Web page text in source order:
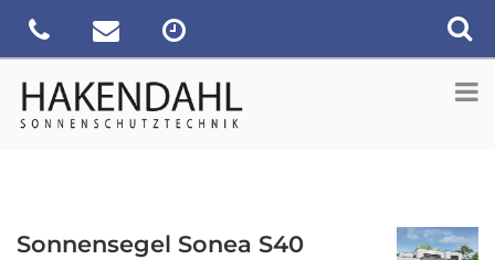
Sonnensegel Sonea S40